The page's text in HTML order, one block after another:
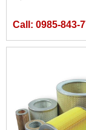
Call: 0985-843-